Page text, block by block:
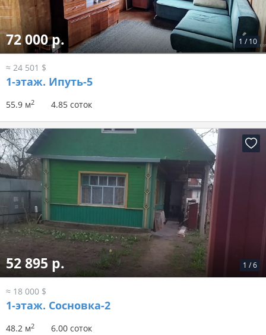
1 / 10
72 000 р.
≈ 24 501 $
1-этаж. Ипуть-5
55.9 м2 4.85 соток
1 /6
52 895 р.
≈ 18 000 $
1-этаж. Сосновка-2
48.2 м2 6.00 соток